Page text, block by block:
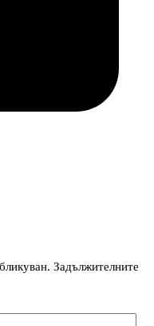
Задължителните